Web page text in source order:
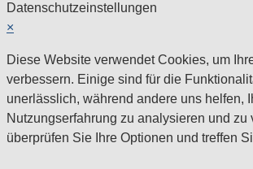
Datenschutzeinstellungen
×
Diese Website verwendet Cookies, um
verbessern. Einige sind für die
unerlässlich, während andere uns helfen,
Nutzungserfahrung zu analysieren und zu
überprüfen Sie Ihre Optionen und treffen